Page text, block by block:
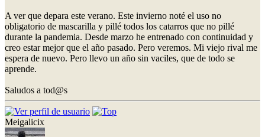
A ver que depara este verano. Este invierno noté el uso no
obligatorio de mascarilla y pillé todos los catarros que no pillé
durante la pandemia. Desde marzo he entrenado con continuidad y
creo estar mejor que el año pasado. Pero veremos. Mi viejo rival me
espera de nuevo. Pero llevo un año sin vaciles, que de todo se
aprende.
Saludos a tod@s
Meigalicix